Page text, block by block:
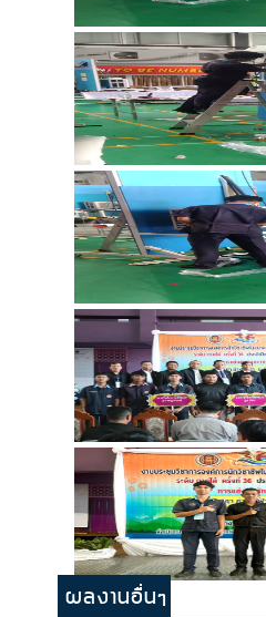
ผลงานอื่นๆ